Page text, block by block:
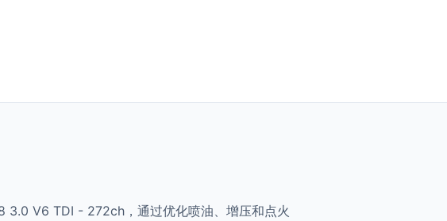
V6 TDI - 272ch，通过优化喷油、增压和点火